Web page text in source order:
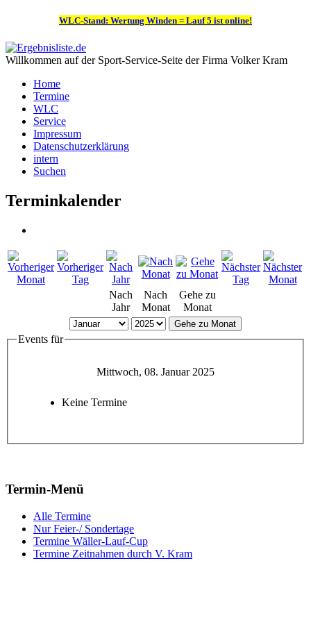
WLC-Stand: Wertung Winden = Lauf 5 ist online!
Willkommen auf der Sport-Service-Seite der Firma Volker Kram
Home
Termine
WLC
Service
Impressum
Datenschutzerklärung
intern
Suchen
Terminkalender
Nach
Jahr
Nach
Monat
Gehe zu
Monat
Gehe zu Monat
Events für
Mittwoch, 08. Januar 2025
Keine Termine
Termin-Menü
Alle Termine
Nur Feier-/ Sondertage
Termine Wäller-Lauf-Cup
Termine Zeitnahmen durch V. Kram